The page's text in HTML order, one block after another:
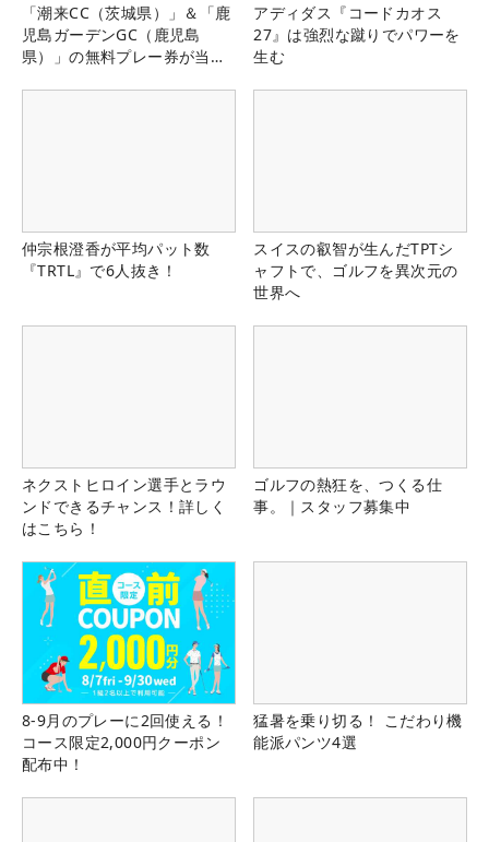
「潮来CC（茨城県）」＆「鹿
児島ガーデンGC（鹿児島
県）」の無料プレー券が当た
アディダス『コードカオス
27』は強烈な蹴りでパワーを
生む
仲宗根澄香が平均パット数
『TRTL』で6人抜き！
スイスの叡智が生んだTPTシ
ャフトで、ゴルフを異次元の
世界へ
ネクストヒロイン選手とラウ
ンドできるチャンス！詳しく
はこちら！
ゴルフの熱狂を、つくる仕
事。｜スタッフ募集中
8-9月のプレーに2回使える！
コース限定2,000円クーポン
配布中！
猛暑を乗り切る！ こだわり機
能派パンツ4選